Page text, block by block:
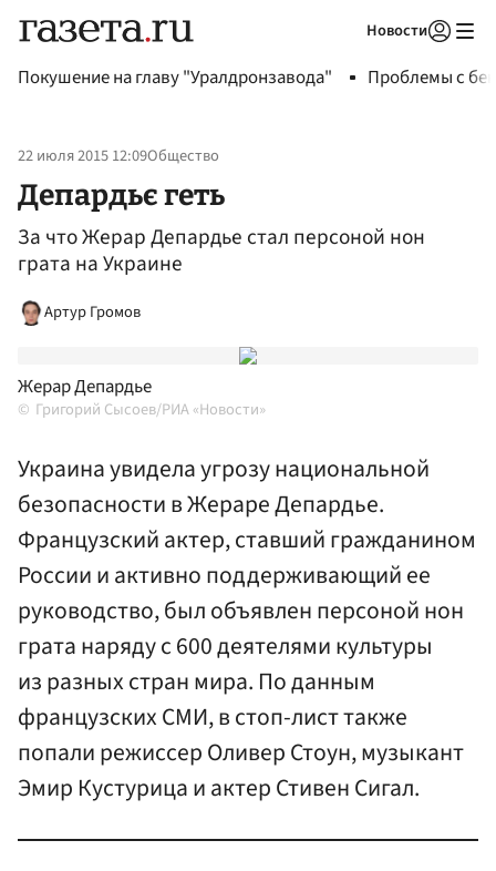
Новости
Покушение на главу "Уралдронзавода" Проблемы с
22 июля 2015 12:09Общество
Депардьє геть
За что Жерар Депардье стал персоной нон
грата на Украине
Артур Громов
Жерар Депардье
Григорий Сысоев/РИА «Новости»
Украина увидела угрозу национальной
безопасности в Жераре Депардье.
Французский актер, ставший гражданином
России и активно поддерживающий ее
руководство, был объявлен персоной нон
грата наряду с 600 деятелями культуры
из разных стран мира. По данным
французских СМИ, в стоп-лист также
попали режиссер Оливер Стоун, музыкант
Эмир Кустурица и актер Стивен Сигал.